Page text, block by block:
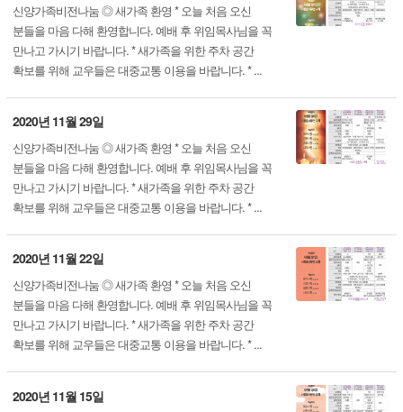
신양가족비전나눔 ◎ 새가족 환영 * 오늘 처음 오신
분들을 마음 다해 환영합니다. 예배 후 위임목사님을 꼭
만나고 가시기 바랍니다. * 새가족을 위한 주차 공간
확보를 위해 교우들은 대중교통 이용을 바랍니다. * ...
2020년 11월 29일
신양가족비전나눔 ◎ 새가족 환영 * 오늘 처음 오신
분들을 마음 다해 환영합니다. 예배 후 위임목사님을 꼭
만나고 가시기 바랍니다. * 새가족을 위한 주차 공간
확보를 위해 교우들은 대중교통 이용을 바랍니다. * ...
2020년 11월 22일
신양가족비전나눔 ◎ 새가족 환영 * 오늘 처음 오신
분들을 마음 다해 환영합니다. 예배 후 위임목사님을 꼭
만나고 가시기 바랍니다. * 새가족을 위한 주차 공간
확보를 위해 교우들은 대중교통 이용을 바랍니다. * ...
2020년 11월 15일